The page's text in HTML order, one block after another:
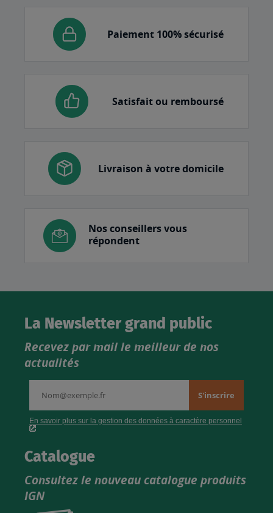
Paiement 100% sécurisé
Satisfait ou remboursé
Livraison à votre domicile
Nos conseillers vous
répondent
La Newsletter grand public
Recevez par mail le meilleur de nos
actualités
Catalogue
Consultez le nouveau catalogue produits
IGN